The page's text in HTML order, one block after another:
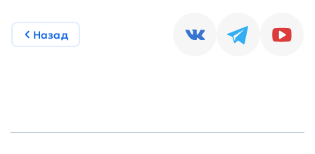
Назад